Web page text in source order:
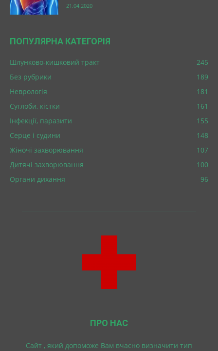
21.04.2020
ПОПУЛЯРНА КАТЕГОРІЯ
Шлунково-кишковий тракт
245
Без рубрики
189
Неврологія
181
Суглоби, кістки
161
Інфекції, паразити
155
Серце і судини
148
Жіночі захворювання
107
Дитячі захворювання
100
Органи дихання
96
ПРО НАС
Cайт , який допоможе Вам вчасно визначити тип